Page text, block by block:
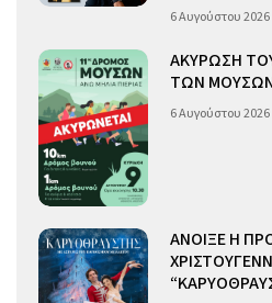
6 Αυγούστου
ΑΚΥΡΩΣΗ
ΤΩΝ
6 Αυγούστου
ΑΝΟΙΞΕ Η